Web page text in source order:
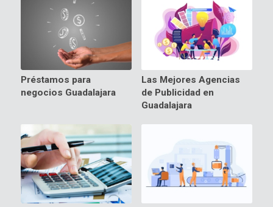
Préstamos para
negocios Guadalajara
Las Mejores Agencias
de Publicidad en
Guadalajara